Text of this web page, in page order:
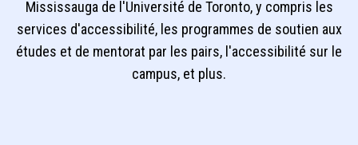
Mississauga de l'Université de Toronto, y compris les
services d'accessibilité, les programmes de soutien aux
études et de mentorat par les pairs, l'accessibilité sur le
campus, et plus.